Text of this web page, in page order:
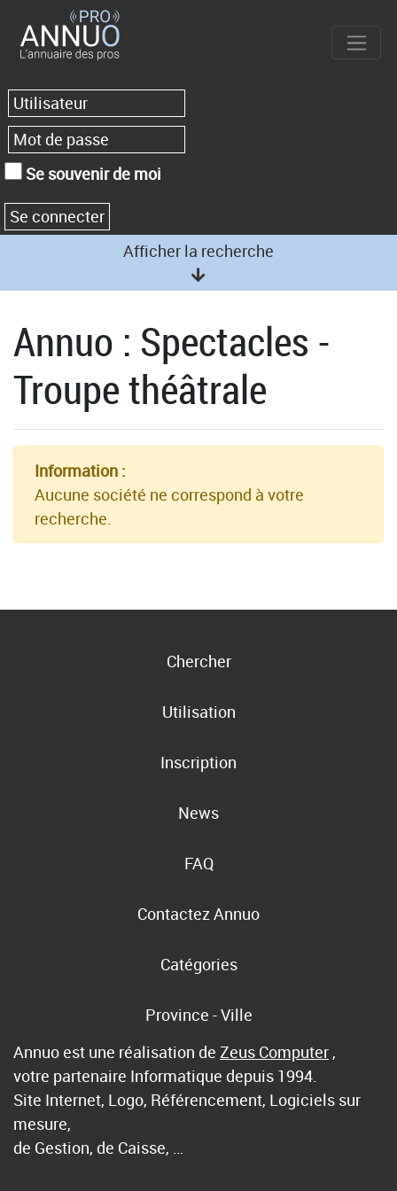
Se souvenir de moi
Afficher la recherche
Annuo : Spectacles -
Troupe théâtrale
Information :
Aucune société ne correspond à votre
recherche.
Chercher
Utilisation
Inscription
News
FAQ
Contactez Annuo
Catégories
Province - Ville
Annuo est une réalisation de Zeus Computer ,
votre partenaire Informatique depuis 1994.
Site Internet, Logo, Référencement, Logiciels sur
mesure,
de Gestion, de Caisse, …